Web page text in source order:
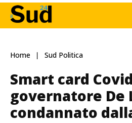
Home Sud Politica
Smart card
governatore De
condannato